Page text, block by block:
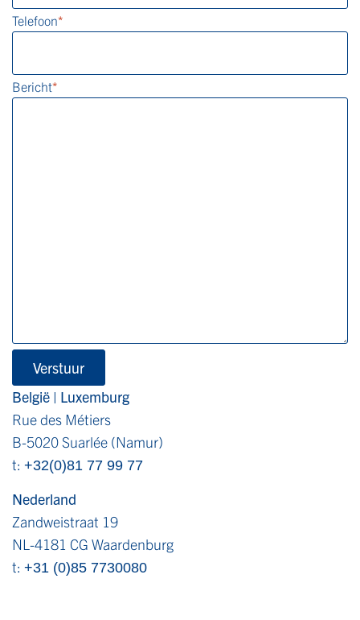
België | Luxemburg
Rue des Métiers
B-5020 Suarlée (Namur)
t: +32(0)81 77 99 77
Nederland
Zandweistraat 19
NL-4181 CG Waardenburg
t: +31 (0)85 7730080
Telefoon*
Bericht*
Verstuur